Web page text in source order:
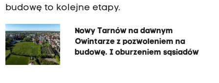
budowę to kolejne etapy.
Nowy Tarnów na dawnym
Owintarze z pozwoleniem na
budowę. I oburzeniem sąsiadów